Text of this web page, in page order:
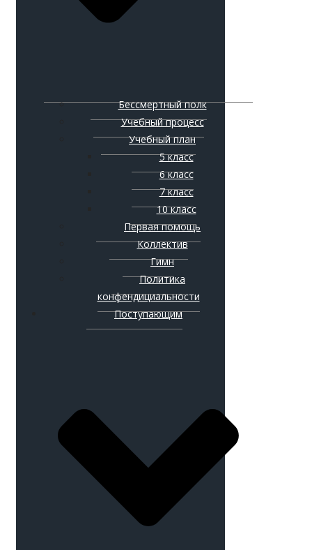
Бессмертный полк
Учебный процесс
Учебный план
5 класс
6 класс
7 класс
10 класс
Первая помощь
Коллектив
Гимн
Политика
конфендициальности
Поступающим